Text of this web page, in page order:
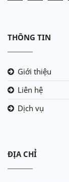
THÔNG TIN
Giới thiệu
Liên hệ
Dịch vụ
ĐỊA CHỈ